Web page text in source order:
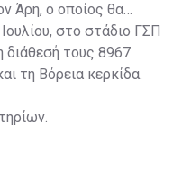
Άρη, ο οποίος θα
στο στάδιο ΓΣΠ
διάθεσή τους 8967
τη Βόρεια κερκίδα.